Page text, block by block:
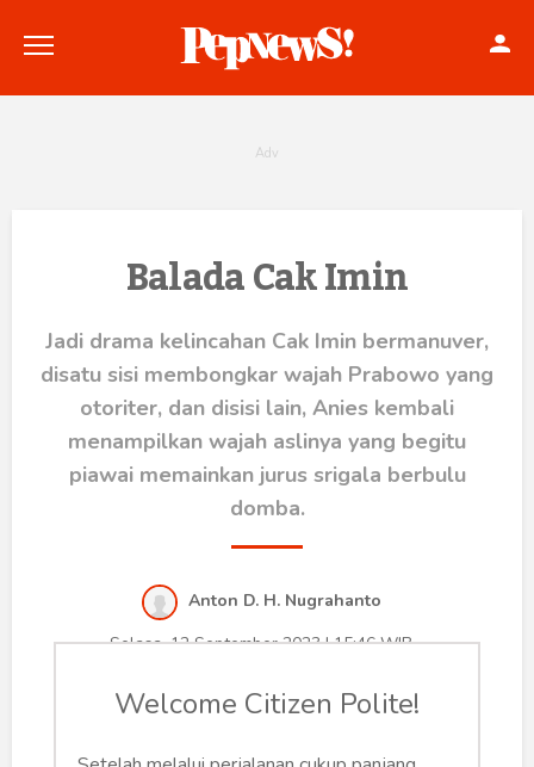
Hankam
Internasional
Bisnis
Tekno
Balada Cak Imin
Jadi drama kelincahan Cak Imin bermanuver,
disatu sisi membongkar wajah Prabowo yang
otoriter, dan disisi lain, Anies kembali
menampilkan wajah aslinya yang begitu
piawai memainkan jurus srigala berbulu
domba.
Anton D. H. Nugrahanto
Selasa, 12 September 2023 | 15:46 WIB
Welcome Citizen Polite!